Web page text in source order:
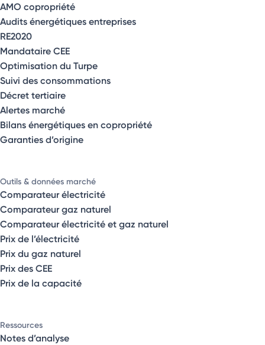
AMO copropriété
Audits énergétiques entreprises
RE2020
Mandataire CEE
Optimisation du Turpe
Suivi des consommations
Décret tertiaire
Alertes marché
Bilans énergétiques en copropriété
Garanties d’origine
Outils & données marché
Comparateur électricité
Comparateur gaz naturel
Comparateur électricité et gaz naturel
Prix de l’électricité
Prix du gaz naturel
Prix des CEE
Prix de la capacité
Ressources
Notes d’analyse